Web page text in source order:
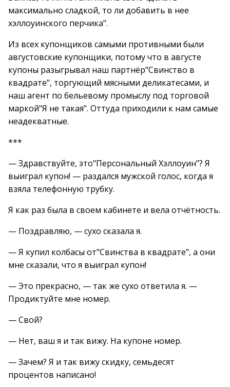
максимально сладкой, то ли добавить в нее
хэллоуинского перчика".
Из всех купонщиков самыми противными были
августовские купонщики, потому что в августе
купоны разыгрывал наш партнёр"Свинство в
квадрате", торгующий мясными деликатесами, и
наш агент по бельевому промыслу под торговой
маркой"Я не такая". Оттуда приходили к нам самые
неадекватные.
***
— Здравствуйте, это"Персональный Хэллоуин"? Я
выиграл купон! — раздался мужской голос, когда я
взяла телефонную трубку.
Я как раз была в своем кабинете и вела отчётность.
— Поздравляю, — сухо сказала я.
— Я купил колбасы от"Свинства в квадрате", а они
мне сказали, что я выиграл купон!
— Это прекрасно, — так же сухо ответила я. —
Продиктуйте мне номер.
— Свой?
— Нет, ваш я и так вижу. На купоне номер.
— Зачем? Я и так вижу скидку, семьдесят
процентов написано!